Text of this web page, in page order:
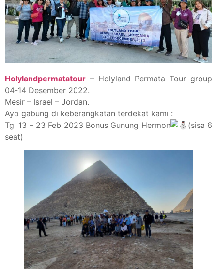
Holylandpermatatour – Holyland Permata Tour group
04-14 Desember 2022.
Mesir – Israel – Jordan.
Ayo gabung di keberangkatan terdekat kami :
Tgl 13 – 23 Feb 2023 Bonus Gunung Hermon
(sisa 6
seat)